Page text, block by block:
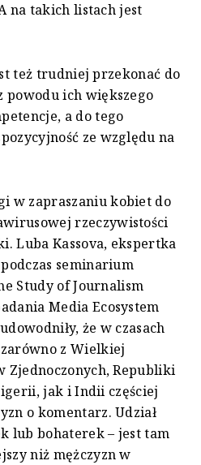
na takich listach jest
też trudniej przekonać do
powodu ich większego
a do tego
ze względu na
w zapraszaniu kobiet do
rzeczywistości
Luba Kassova, ekspertka
seminarium
Study of Journalism
Media Ecosystem
że w czasach
z Wielkiej
Zjednoczonych, Republiki
jak i Indii częściej
o komentarz. Udział
lub bohaterek – jest tam
niż mężczyzn w